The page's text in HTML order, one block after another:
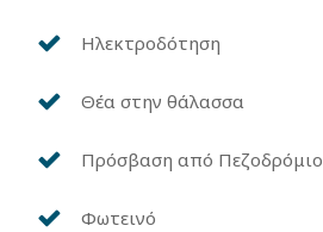
Ηλεκτροδότηση
Θέα στην θάλασσα
Πρόσβαση από Πεζοδρόμιο
Φωτεινό